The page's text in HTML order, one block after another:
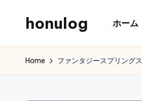
content
honulog ホーム
Home ファンタジースプリングス